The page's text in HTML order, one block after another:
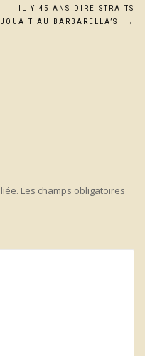
IL Y 45 ANS DIRE STRAITS
JOUAIT AU BARBARELLA’S
→
Les champs obligatoires